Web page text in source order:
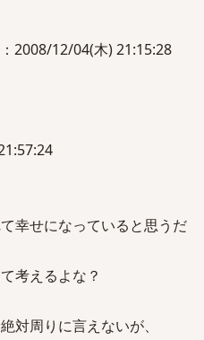
2008/12/04(木) 21:15:28
幸せになっていると思うだ
考えるよな？
対周りに言えないが、